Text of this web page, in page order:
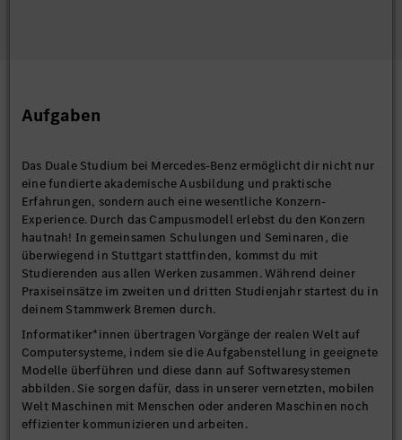
Aufgaben
Das Duale Studium bei Mercedes-Benz ermöglicht dir nicht nur
eine fundierte akademische Ausbildung und praktische
Erfahrungen, sondern auch eine wesentliche Konzern-
Experience. Durch das Campusmodell erlebst du den Konzern
hautnah! In gemeinsamen Schulungen und Seminaren, die
überwiegend in Stuttgart stattfinden, kommst du mit
Studierenden aus allen Werken zusammen. Während deiner
Praxiseinsätze im zweiten und dritten Studienjahr startest du in
deinem Stammwerk Bremen durch.
Informatiker*innen übertragen Vorgänge der realen Welt auf
Computersysteme, indem sie die Aufgabenstellung in geeignete
Modelle überführen und diese dann auf Softwaresystemen
abbilden. Sie sorgen dafür, dass in unserer vernetzten, mobilen
Welt Maschinen mit Menschen oder anderen Maschinen noch
effizienter kommunizieren und arbeiten.